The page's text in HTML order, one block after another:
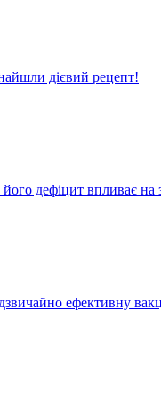
дієвий рецепт!
дефіцит впливає на
ефективну